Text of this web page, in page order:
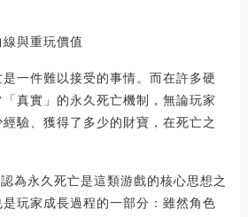
與重玩價值
一件難以接受的事情。而在許多硬
真實」的永久死亡機制，無論玩家
驗、獲得了多少的財寶，在死亡之
為永久死亡是這類游戲的核心思想之
玩家成長過程的一部分：雖然角色